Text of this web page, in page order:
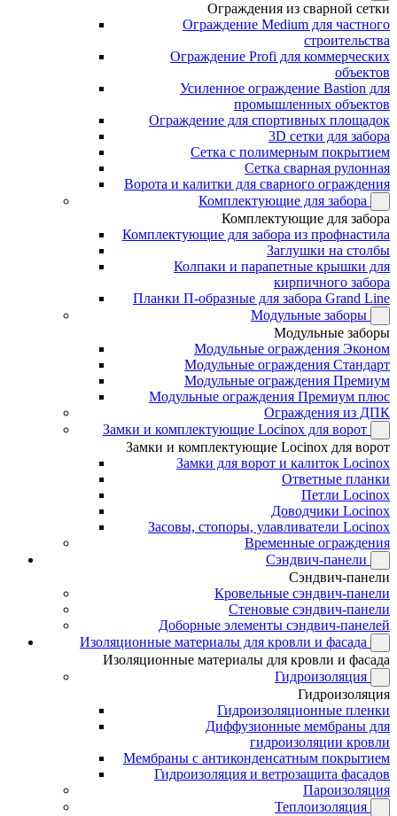
Ограждения из сварной сетки
Ограждение Medium для частного
строительства
Ограждение Profi для коммерческих
объектов
Усиленное ограждение Bastion для
промышленных объектов
Ограждение для спортивных площадок
3D сетки для забора
Сетка с полимерным покрытием
Сетка сварная рулонная
Ворота и калитки для сварного ограждения
Комплектующие для забора
Комплектующие для забора
Комплектующие для забора из профнастила
Заглушки на столбы
Колпаки и парапетные крышки для
кирпичного забора
Планки П-образные для забора Grand Line
Модульные заборы
Модульные заборы
Модульные ограждения Эконом
Модульные ограждения Стандарт
Модульные ограждения Премиум
Модульные ограждения Премиум плюс
Ограждения из ДПК
Замки и комплектующие Locinox для ворот
Замки и комплектующие Locinox для ворот
Замки для ворот и калиток Locinox
Ответные планки
Петли Locinox
Доводчики Locinox
Засовы, стопоры, улавливатели Locinox
Временные ограждения
Сэндвич-панели
Сэндвич-панели
Кровельные сэндвич-панели
Стеновые сэндвич-панели
Доборные элементы сэндвич-панелей
Изоляционные материалы для кровли и фасада
Изоляционные материалы для кровли и фасада
Гидроизоляция
Гидроизоляция
Гидроизоляционные пленки
Диффузионные мембраны для
гидроизоляции кровли
Мембраны с антиконденсатным покрытием
Гидроизоляция и ветрозащита фасадов
Пароизоляция
Теплоизоляция